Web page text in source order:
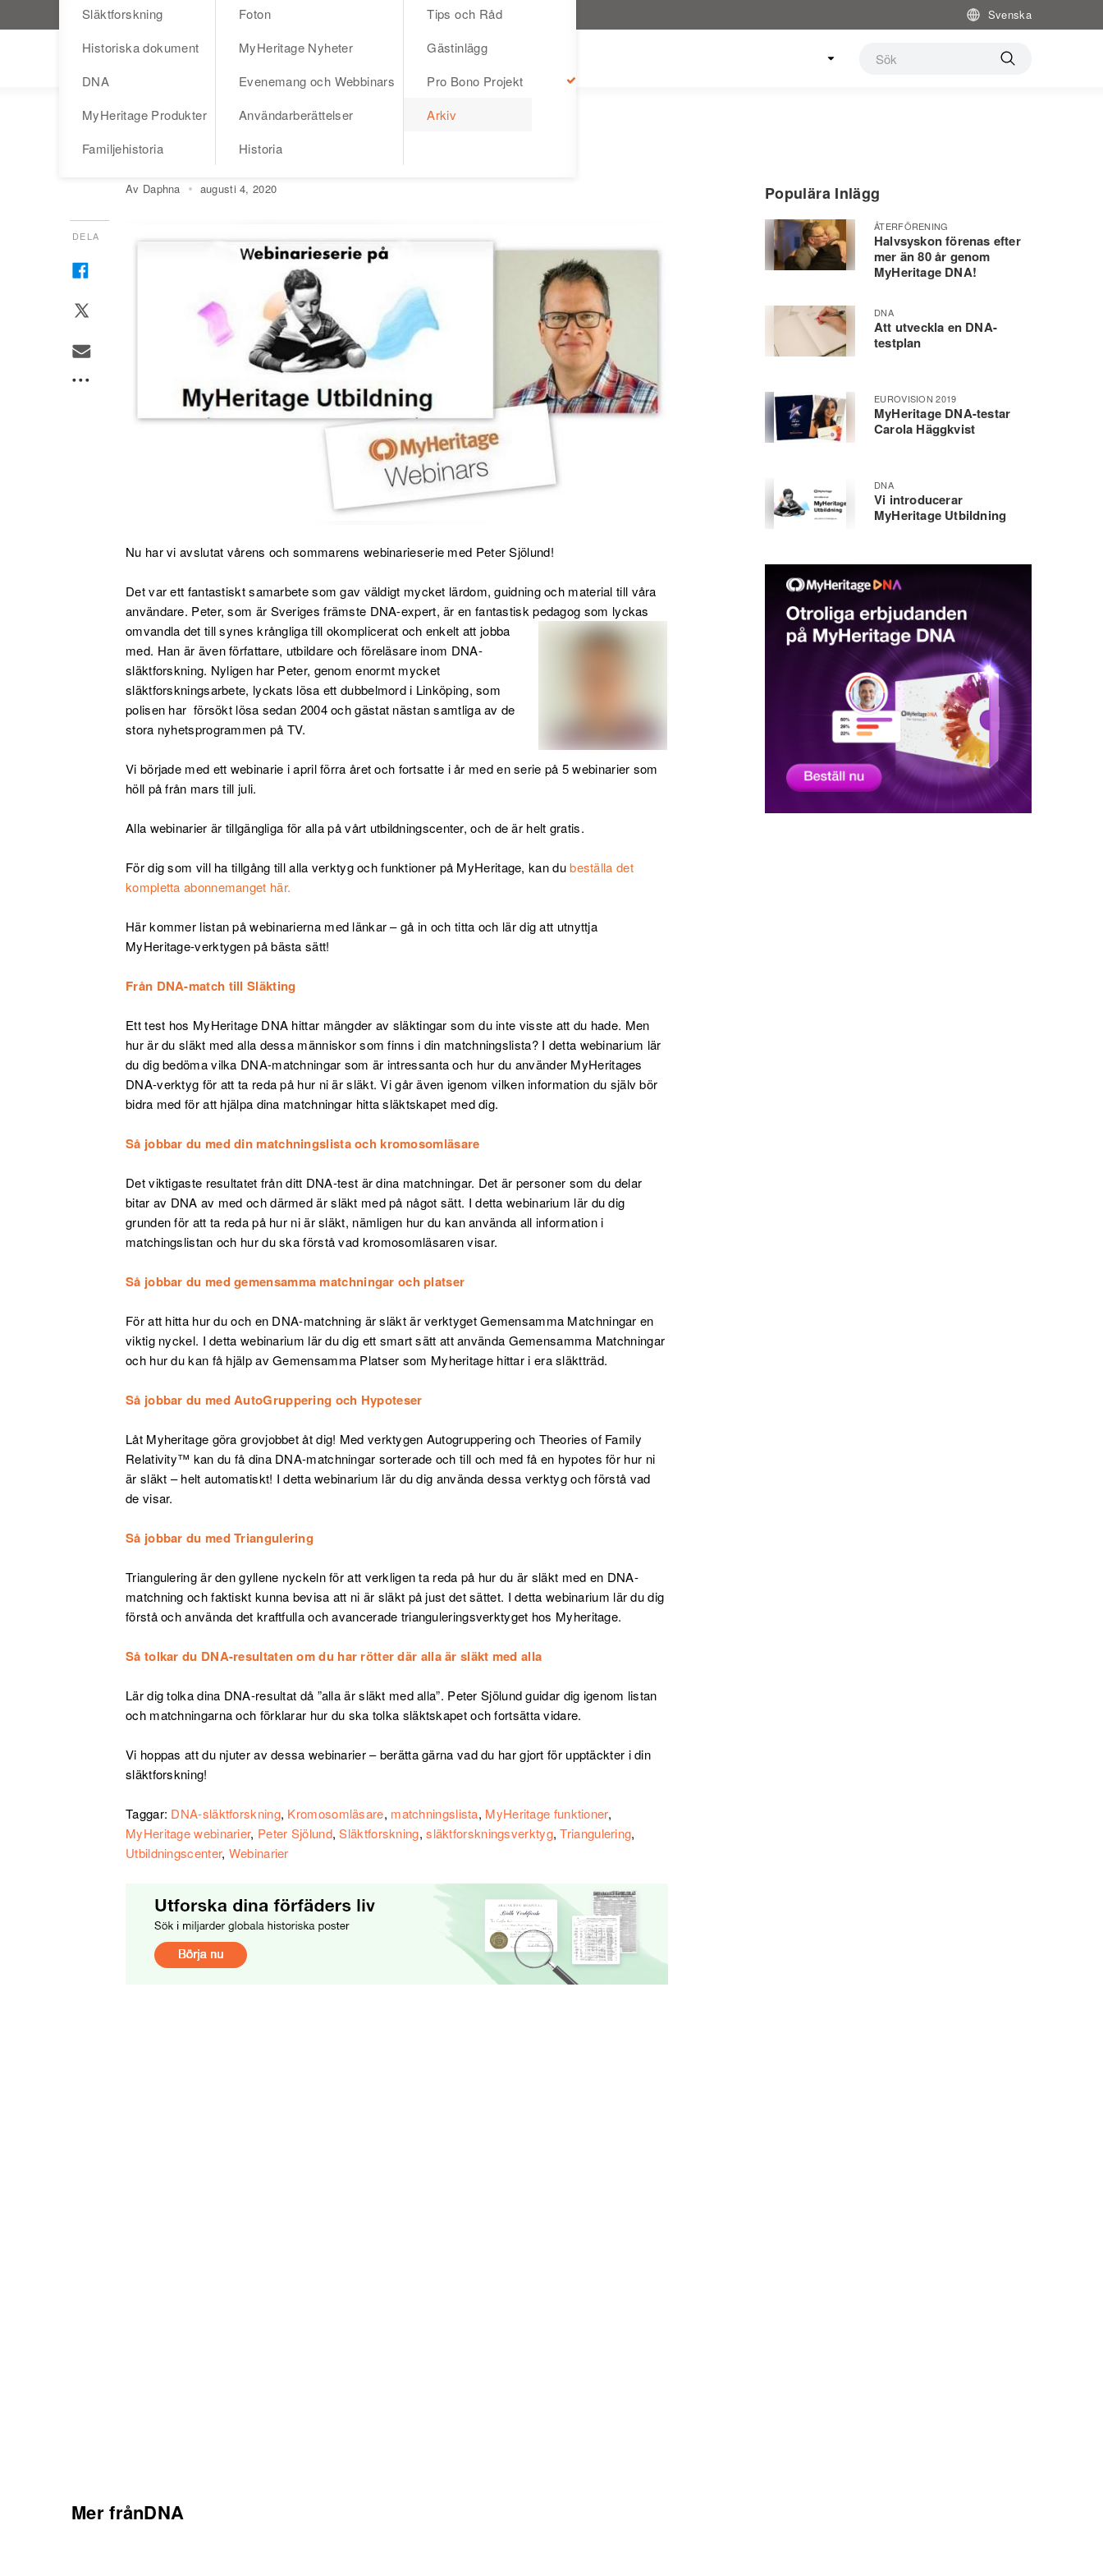
Besök MyHeritage.se Svenska
Blog
Släktforskning
Historiska dokument
DNA
MyHeritage Produkter
Familjehistoria
Foton
MyHeritage Nyheter
Evenemang och Webbinars
Användarberättelser
Historia
Tips och Råd
Gästinlägg
Pro Bono Projekt
Arkiv
DNA
Webinarserie med Peter Sjölund
Av Daphna augusti 4, 2020
DELA
Nu har vi avslutat vårens och sommarens webinarieserie med Peter Sjölund!
Det var ett fantastiskt samarbete som gav väldigt mycket lärdom, guidning och material till våra
användare. Peter, som är Sveriges främste DNA-expert, är en fantastisk pedagog som lyckas
omvandla det till synes krångliga till okomplicerat och enkelt att jobba
med. Han är även författare, utbildare och föreläsare inom DNA-
släktforskning. Nyligen har Peter, genom enormt mycket
släktforskningsarbete, lyckats lösa ett dubbelmord i Linköping, som
polisen har försökt lösa sedan 2004 och gästat nästan samtliga av de
stora nyhetsprogrammen på TV.
Vi började med ett webinarie i april förra året och fortsatte i år med en serie på 5 webinarier som
höll på från mars till juli.
Alla webinarier är tillgängliga för alla på vårt utbildningscenter, och de är helt gratis.
För dig som vill ha tillgång till alla verktyg och funktioner på MyHeritage, kan dubeställa det
kompletta abonnemanget här.
Här kommer listan på webinarierna med länkar – gå in och titta och lär dig att utnyttja
MyHeritage-verktygen på bästa sätt!
Från DNA-match till Släkting
Ett test hos MyHeritage DNA hittar mängder av släktingar som du inte visste att du hade. Men
hur är du släkt med alla dessa människor som finns i din matchningslista? I detta webinarium lär
du dig bedöma vilka DNA-matchningar som är intressanta och hur du använder MyHeritages
DNA-verktyg för att ta reda på hur ni är släkt. Vi går även igenom vilken information du själv bör
bidra med för att hjälpa dina matchningar hitta släktskapet med dig.
Så jobbar du med din matchningslista och kromosomläsare
Det viktigaste resultatet från ditt DNA-test är dina matchningar. Det är personer som du delar
bitar av DNA av med och därmed är släkt med på något sätt. I detta webinarium lär du dig
grunden för att ta reda på hur ni är släkt, nämligen hur du kan använda all information i
matchingslistan och hur du ska förstå vad kromosomläsaren visar.
Så jobbar du med gemensamma matchningar och platser
För att hitta hur du och en DNA-matchning är släkt är verktyget Gemensamma Matchningar en
viktig nyckel. I detta webinarium lär du dig ett smart sätt att använda Gemensamma Matchningar
och hur du kan få hjälp av Gemensamma Platser som Myheritage hittar i era släktträd.
Så jobbar du med AutoGruppering och Hypoteser
Låt Myheritage göra grovjobbet åt dig! Med verktygen Autogruppering och Theories of Family
Relativity™ kan du få dina DNA-matchningar sorterade och till och med få en hypotes för hur ni
är släkt – helt automatiskt! I detta webinarium lär du dig använda dessa verktyg och förstå vad
de visar.
Så jobbar du med Triangulering
Triangulering är den gyllene nyckeln för att verkligen ta reda på hur du är släkt med en DNA-
matchning och faktiskt kunna bevisa att ni är släkt på just det sättet. I detta webinarium lär du dig
förstå och använda det kraftfulla och avancerade trianguleringsverktyget hos Myheritage.
Så tolkar du DNA-resultaten om du har rötter där alla är släkt med alla
Lär dig tolka dina DNA-resultat då ”alla är släkt med alla”. Peter Sjölund guidar dig igenom listan
och matchningarna och förklarar hur du ska tolka släktskapet och fortsätta vidare.
Vi hoppas att du njuter av dessa webinarier – berätta gärna vad du har gjort för upptäckter i din
släktforskning!
Taggar: DNA-släktforskning, Kromosomläsare, matchningslista, MyHeritage funktioner,
MyHeritage webinarier, Peter Sjölund,Släktforskning,släktforskningsverktyg,Triangulering,
Utbildningscenter, Webinarier
Populära Inlägg
ÅTERFÖRENING
Halvsyskon förenas efter
mer än 80 år genom
MyHeritage DNA!
DNA
Att utveckla en DNA-
testplan
EUROVISION 2019
MyHeritage DNA-testar
Carola Häggkvist
DNA
Vi introducerar
MyHeritage Utbildning
Mer frånDNA